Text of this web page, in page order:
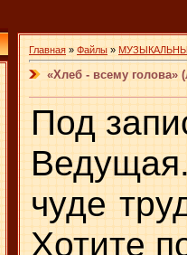
Главная » Файлы »
«Хлеб - всему голова»
Под
чуде
Хотите